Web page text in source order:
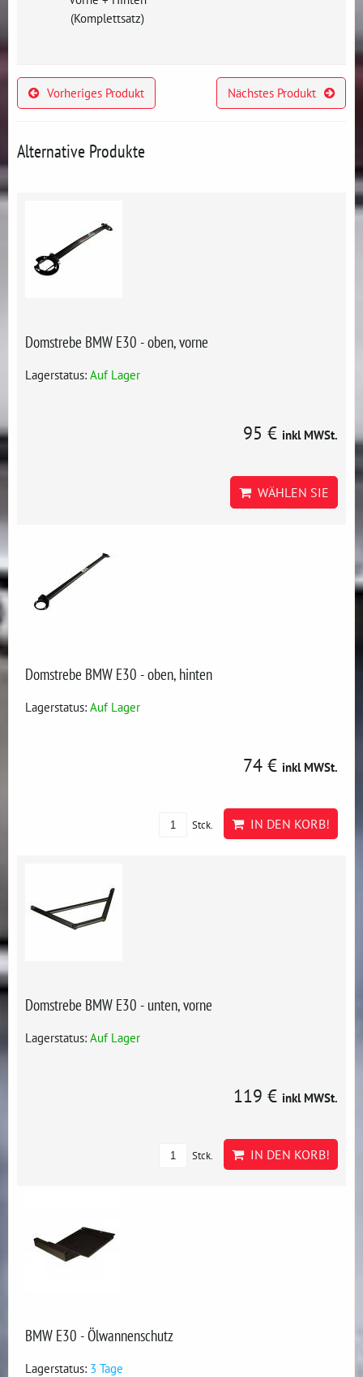
(Komplettsatz)
Vorheriges Produkt Nächstes Produkt
Alternative Produkte
Domstrebe BMW E30 - oben, vorne
Lagerstatus: Auf Lager
95 € inkl MWSt.
WÄHLEN SIE
Domstrebe BMW E30 - oben, hinten
Lagerstatus: Auf Lager
74 € inkl MWSt.
Stck. IN DEN KORB!
Domstrebe BMW E30 - unten, vorne
Lagerstatus: Auf Lager
119 € inkl MWSt.
Stck. IN DEN KORB!
BMW E30 - Ölwannenschutz
Lagerstatus: 3 Tage